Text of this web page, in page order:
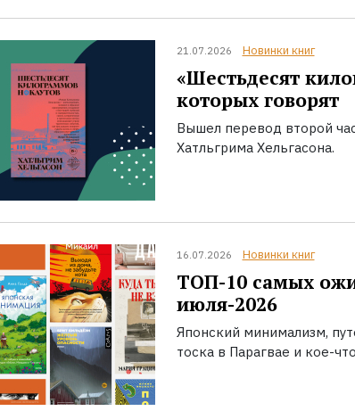
21.07.2026 Новинки книг
«Шестьдесят
которых говорят
Вышел перевод второй
Хатльгрима Хельгасона.
16.07.2026 Новинки книг
ТОП-10 самых
июля-2026
Японский минимализм,
тоска в Парагвае и кое-